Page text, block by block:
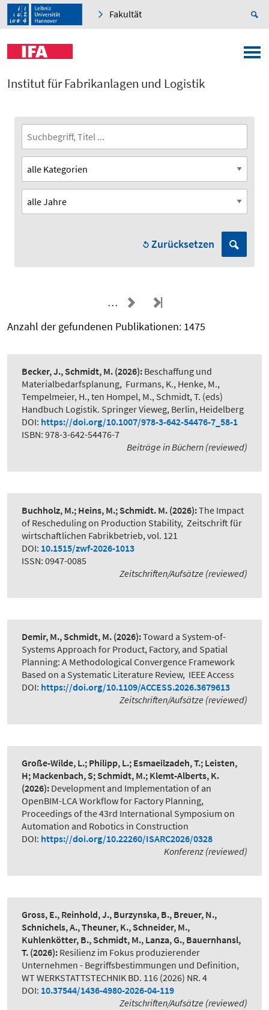
Fakultät
Institut für Fabrikanlagen und Logistik
Zurücksetzen
…
Anzahl der gefundenen Publikationen: 1475
Becker, J., Schmidt, M. (2026): Beschaffung und
Materialbedarfsplanung, Furmans, K., Henke, M.,
Tempelmeier, H., ten Hompel, M., Schmidt, T. (eds)
Handbuch Logistik. Springer Vieweg, Berlin, Heidelberg
DOI: https://doi.org/10.1007/978-3-642-54476-7_58-1
ISBN: 978-3-642-54476-7
Beiträge in Büchern (reviewed)
Buchholz, M.; Heins, M.; Schmidt. M. (2026):The Impact
of Rescheduling on Production Stability, Zeitschrift für
wirtschaftlichen Fabrikbetrieb, vol. 121
DOI: 10.1515/zwf-2026-1013
ISSN: 0947-0085
Zeitschriften/Aufsätze (reviewed)
Demir, M., Schmidt, M. (2026):Toward a System-of-
Systems Approach for Product, Factory, and Spatial
Planning: A Methodological Convergence Framework
Based on a Systematic Literature Review, IEEE Access
DOI: https://doi.org/10.1109/ACCESS.2026.3679613
Zeitschriften/Aufsätze (reviewed)
Große-Wilde, L.; Philipp, L.; Esmaeilzadeh, T.; Leisten,
H; Mackenbach, S; Schmidt, M.; Klemt-Alberts, K.
(2026): Development and Implementation of an
OpenBIM-LCA Workflow for Factory Planning,
Proceedings of the 43rd International Symposium on
Automation and Robotics in Construction
DOI: https://doi.org/10.22260/ISARC2026/0328
Konferenz (reviewed)
Gross, E., Reinhold, J., Burzynska, B., Breuer, N.,
Schnichels, A., Theuner, K., Schneider, M.,
Kuhlenkötter, B., Schmidt, M., Lanza, G., Bauernhansl,
T. (2026): Resilienz im Fokus produzierender
Unternehmen - Begriffsbestimmungen und Definition,
WT WERKSTATTSTECHNIK BD. 116 (2026) NR. 4
DOI: 10.37544/1436-4980-2026-04-119
Zeitschriften/Aufsätze (reviewed)